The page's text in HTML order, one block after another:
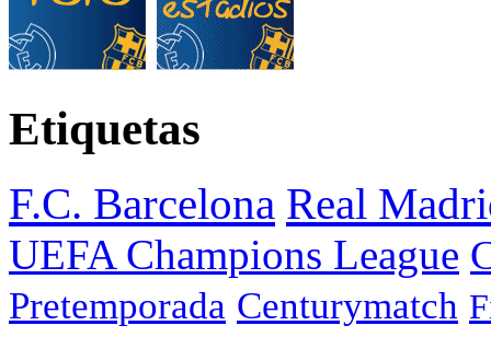
Etiquetas
F.C. Barcelona Real
UEFA Champions League
Pretemporada Centurymatch